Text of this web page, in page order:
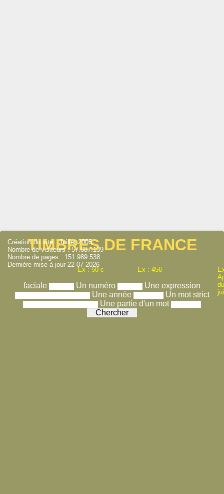
TIMBRES DE FRANCE
Ex : 50 c Ex : 456
faciale Un numéro
Une expression
Une année
Un mot strict
Une partie d'un mot
Création du site : Juillet 2005
Nombre de visiteurs : 57.687.139
Nombre de pages : 151.989.538
Dernière mise à jour 22-07-2026